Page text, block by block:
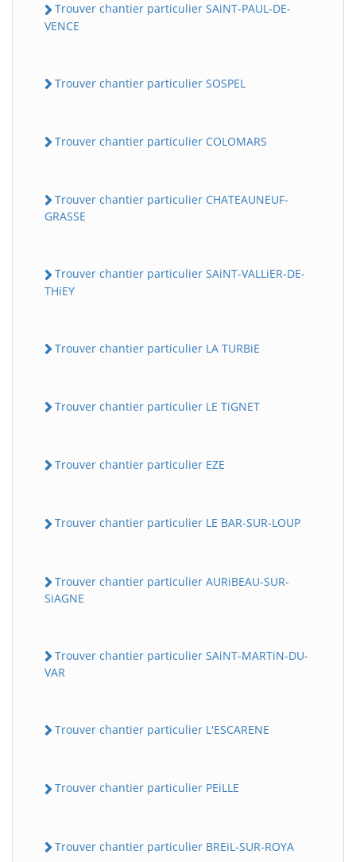
Trouver chantier particulier SAiNT-PAUL-DE-
VENCE
Trouver chantier particulier SOSPEL
Trouver chantier particulier COLOMARS
Trouver chantier particulier CHATEAUNEUF-
GRASSE
Trouver chantier particulier SAiNT-VALLiER-DE-
THiEY
Trouver chantier particulier LA TURBiE
Trouver chantier particulier LE TiGNET
Trouver chantier particulier EZE
Trouver chantier particulier LE BAR-SUR-LOUP
Trouver chantier particulier AURiBEAU-SUR-
SiAGNE
Trouver chantier particulier SAiNT-MARTiN-DU-
VAR
Trouver chantier particulier L'ESCARENE
Trouver chantier particulier PEiLLE
Trouver chantier particulier BREiL-SUR-ROYA